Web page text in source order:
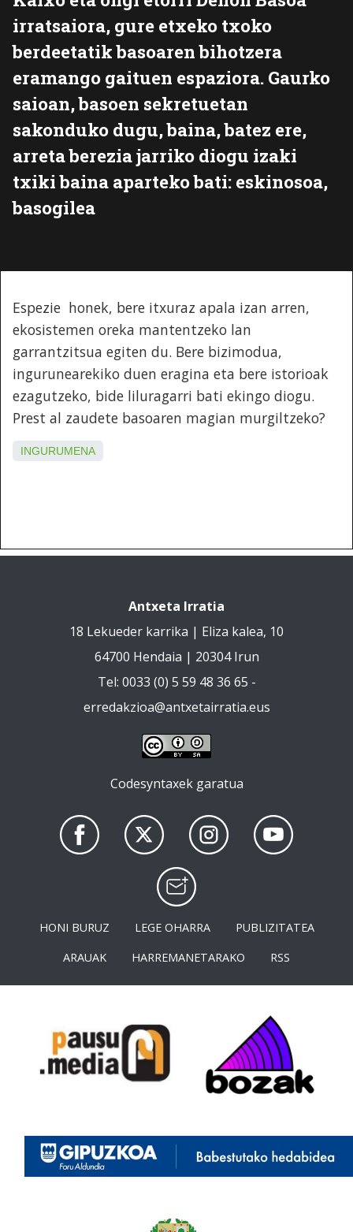
irratsaiora, gure etxeko txoko
berdeetatik basoaren bihotzera
eramango gaituen espaziora. Gaurko
saioan, basoen sekretuetan
sakonduko dugu, baina, batez ere,
arreta berezia jarriko diogu izaki
txiki baina aparteko bati: eskinosoa,
basogilea
Espezie honek, bere itxuraz apala izan arren,
ekosistemen oreka mantentzeko lan
garrantzitsua egiten du. Bere bizimodua,
ingurunearekiko duen eragina eta bere istorioak
ezagutzeko, bide liluragarri bati ekingo diogu.
Prest al zaudete basoaren magian murgiltzeko?
INGURUMENA
Antxeta Irratia
18 Lekueder karrika | Eliza kalea, 10
64700 Hendaia | 20304 Irun
Tel: 0033 (0) 5 59 48 36 65 -
erredakzioa@antxetairratia.eus
Codesyntaxek garatua
HONI BURUZ LEGE OHARRA
PUBLIZITATEA
ARAUAK
HARREMANETARAKO RSS